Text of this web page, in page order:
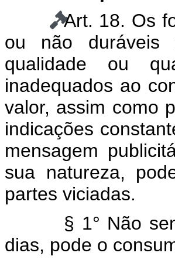
Art. 18. Os
ou não duráveis
qualidade ou
inadequados ao
valor, assim como
indicações
mensagem
sua natureza,
partes viciadas.
§ 1° Não
dias, pode o